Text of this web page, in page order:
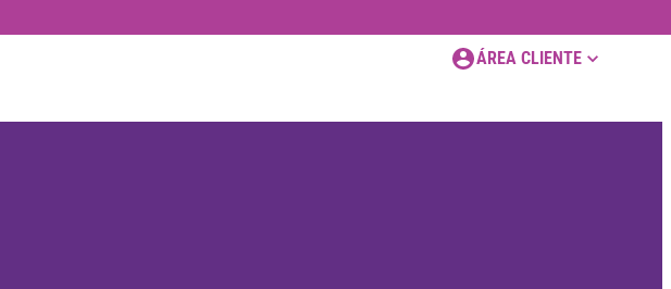
ÁREA CLIENTE